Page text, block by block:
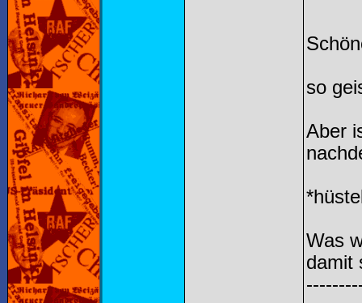
so
Aber
Was
damit